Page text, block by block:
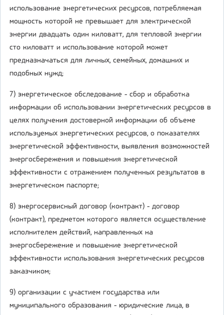
использование энергетических ресурсов, потребляемая
мощность которой не превышает для электрической
энергии двадцать один киловатт, для тепловой энергии
сто киловатт и использование которой может
предназначаться для личных, семейных, домашних и
подобных нужд;
7) энергетическое обследование - сбор и обработка
информации об использовании энергетических ресурсов в
целях получения достоверной информации об объеме
используемых энергетических ресурсов, о показателях
энергетической эффективности, выявления возможностей
энергосбережения и повышения энергетической
эффективности с отражением полученных результатов в
энергетическом паспорте;
8) энергосервисный договор (контракт) - договор
(контракт), предметом которого является осуществление
исполнителем действий, направленных на
энергосбережение и повышение энергетической
эффективности использования энергетических ресурсов
заказчиком;
9) организации с участием государства или
муниципального образования - юридические лица, в